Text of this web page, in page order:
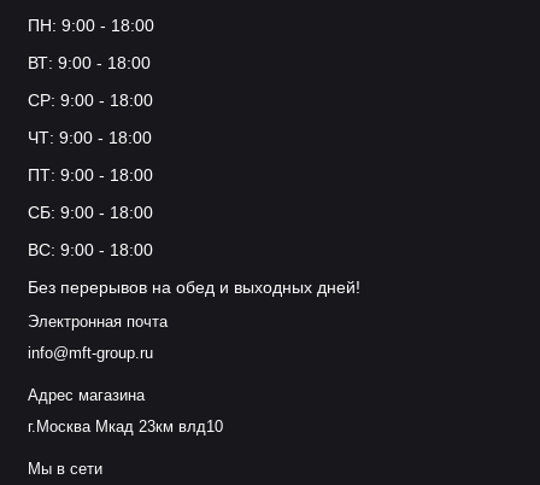
ПН: 9:00 - 18:00
ВТ: 9:00 - 18:00
СР: 9:00 - 18:00
ЧТ: 9:00 - 18:00
ПТ: 9:00 - 18:00
СБ: 9:00 - 18:00
ВС: 9:00 - 18:00
Без перерывов на обед и выходных дней!
Электронная почта
info@mft-group.ru
Адрес магазина
г.Москва Мкад 23км влд10
Мы в сети